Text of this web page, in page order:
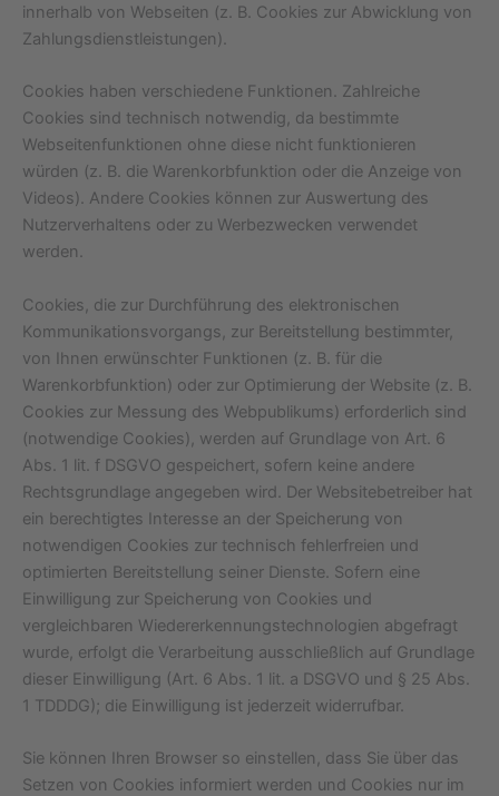
innerhalb von Webseiten (z. B. Cookies zur Abwicklung von
Zahlungsdienstleistungen).
Cookies haben verschiedene Funktionen. Zahlreiche
Cookies sind technisch notwendig, da bestimmte
Webseitenfunktionen ohne diese nicht funktionieren
würden (z. B. die Warenkorbfunktion oder die Anzeige von
Videos). Andere Cookies können zur Auswertung des
Nutzerverhaltens oder zu Werbezwecken verwendet
werden.
Cookies, die zur Durchführung des elektronischen
Kommunikationsvorgangs, zur Bereitstellung bestimmter,
von Ihnen erwünschter Funktionen (z. B. für die
Warenkorbfunktion) oder zur Optimierung der Website (z. B.
Cookies zur Messung des Webpublikums) erforderlich sind
(notwendige Cookies), werden auf Grundlage von Art. 6
Abs. 1 lit. f DSGVO gespeichert, sofern keine andere
Rechtsgrundlage angegeben wird. Der Websitebetreiber hat
ein berechtigtes Interesse an der Speicherung von
notwendigen Cookies zur technisch fehlerfreien und
optimierten Bereitstellung seiner Dienste. Sofern eine
Einwilligung zur Speicherung von Cookies und
vergleichbaren Wiedererkennungstechnologien abgefragt
wurde, erfolgt die Verarbeitung ausschließlich auf Grundlage
dieser Einwilligung (Art. 6 Abs. 1 lit. a DSGVO und § 25 Abs.
1 TDDDG); die Einwilligung ist jederzeit widerrufbar.
Sie können Ihren Browser so einstellen, dass Sie über das
Setzen von Cookies informiert werden und Cookies nur im